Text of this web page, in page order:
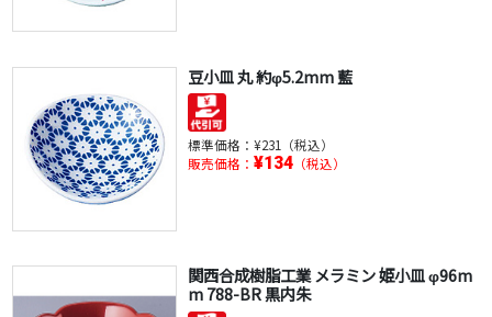
豆小皿 丸 約φ5.2mm 藍
標準価格： ¥231（税込）
販売価格： ¥134（税込）
関西合成樹脂工業 メラミン 姫小皿 φ96m
m 788-BR 黒内朱